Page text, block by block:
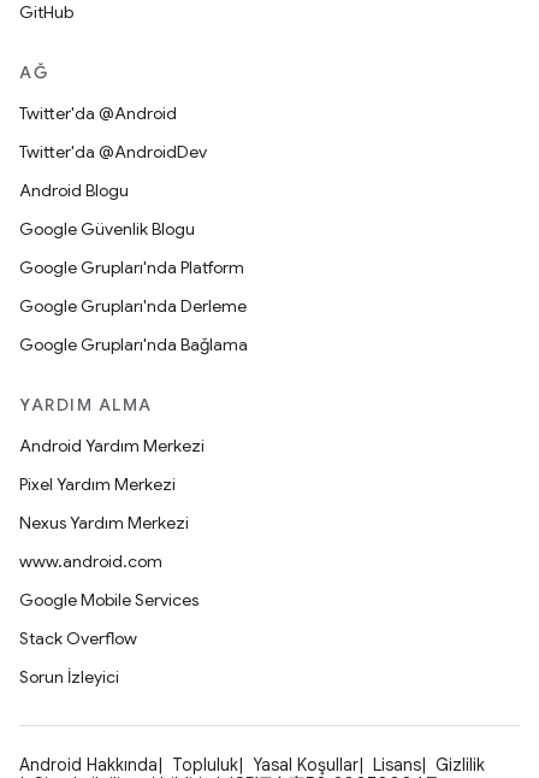
GitHub
AĞ
Twitter'da @Android
Twitter'da @AndroidDev
Android Blogu
Google Güvenlik Blogu
Google Grupları'nda Platform
Google Grupları'nda Derleme
Google Grupları'nda Bağlama
YARDIM ALMA
Android Yardım Merkezi
Pixel Yardım Merkezi
Nexus Yardım Merkezi
www.android.com
Google Mobile Services
Stack Overflow
Sorun İzleyici
Android Hakkında Topluluk Yasal Koşullar Lisans
Gizlilik